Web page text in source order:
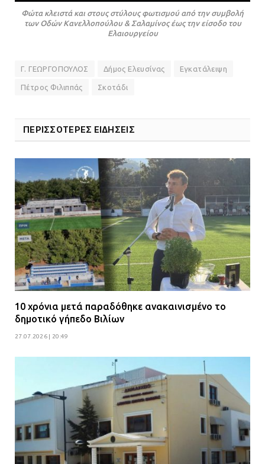
Φώτα κλειστά και στους στύλους φωτισμού από την συμβολή
των Οδών Κανελλοπούλου & Σαλαμίνος έως την είσοδο του
Ελαιουργείου
Γ. ΓΕΩΡΓΟΠΟΥΛΟΣ Δήμος Ελευσίνας Εγκατάλειψη
Πέτρος Φιλιππάς Σκοτάδι
ΠΕΡΙΣΣΟΤΕΡΕΣ ΕΙΔΗΣΕΙΣ
10 χρόνια μετά παραδόθηκε ανακαινισμένο το
δημοτικό γήπεδο Βιλίων
27.07.2026 | 20:49